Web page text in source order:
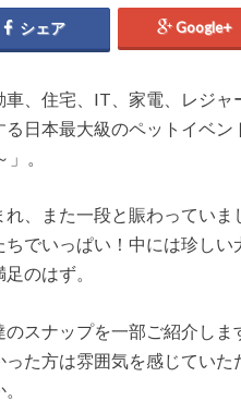
シェア Google+
、住宅、IT、家電、レジ
日本最大級のペットイベ
。
、また一段と賑わっていま
でいっぱい！中には珍し
のはず。
スナップを一部ご紹介しま
た方は雰囲気を感じてい